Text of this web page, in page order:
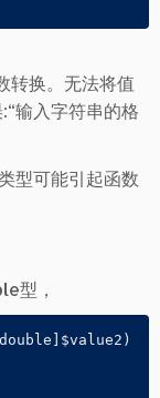
转换。无法将值
输入字符串的格
型可能引起函数
型，